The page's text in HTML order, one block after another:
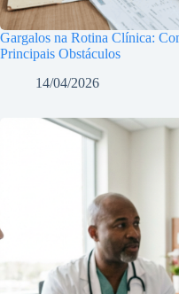
Gargalos na Rotina Clínica:
Principais Obstáculos
14/04/2026